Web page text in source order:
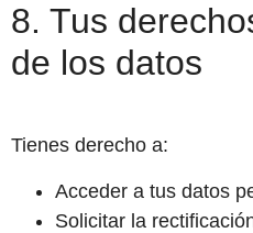
8. Tus
de los datos
Tienes derecho a:
Acceder a tus datos
Solicitar la